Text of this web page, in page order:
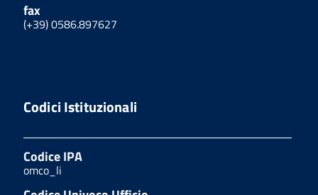
fax
(+39) 0586.897627
Codici Istituzionali
Codice IPA
omco_li